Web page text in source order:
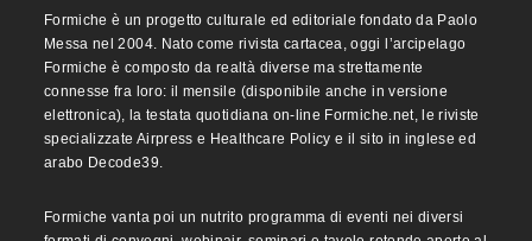
Formiche è un progetto culturale ed editoriale fondato da Paolo
Messa nel 2004. Nato come rivista cartacea, oggi l’arcipelago
Formiche è composto da realtà diverse ma strettamente
connesse fra loro: il mensile (disponibile anche in versione
elettronica), la testata quotidiana on-line Formiche.net, le riviste
specializzate Airpress e Healthcare Policy e il sito in inglese ed
arabo Decode39.
Formiche vanta poi un nutrito programma di eventi nei diversi